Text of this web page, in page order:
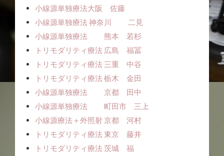
小線源単独療法ㅤㅤ大阪 佐藤
小線源単独療法 神奈川 二見
小線源単独療法 熊本 若杉
トリモダリティ療法 広島 福冨
トリモダリティ療法 三重 中谷
トリモダリティ療法 栃木 金田
小線源単独療法 京都 田中
小線源単独療法 町田市 三上
小線源療法＋外照射 京都 河村
トリモダリティ療法 東京 藤井
トリモダリティ療法 茨城 福